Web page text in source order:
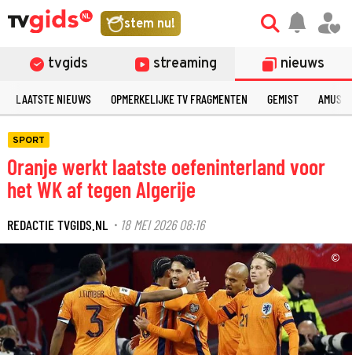
stem nu!
tvgids streaming nieuws
LAATSTE NIEUWS OPMERKELIJKE TV FRAGMENTEN GEMIST
SPORT
Oranje werkt laatste oefeninterland voor
het WK af tegen Algerije
REDACTIE TVGIDS.NL· 18 MEI 2026 08:16
©